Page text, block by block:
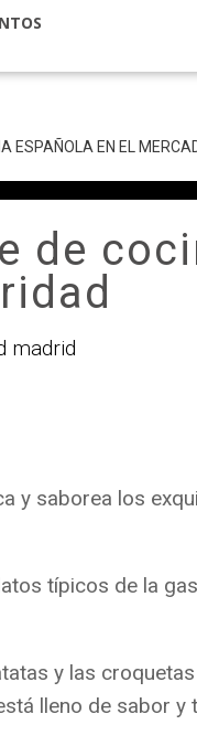
ESPAÑOLA EN EL
de
y saborea los
típicos de la
y las
lleno de sabor y